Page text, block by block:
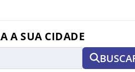
A SUA CIDADE